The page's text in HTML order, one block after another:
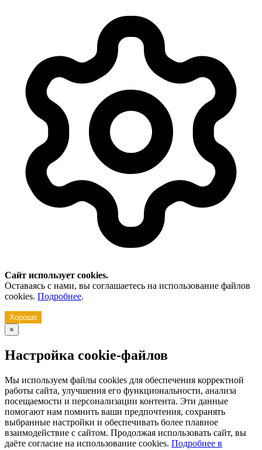
Сайт использует cookies.
Оставаясь с нами, вы соглашаетесь на использование файлов
cookies. Подробнее.
Хорошо
×
Настройка cookie-файлов
Мы используем файлы cookies для обеспечения корректной
работы сайта, улучшения его функциональности, анализа
посещаемости и персонализации контента. Эти данные
помогают нам помнить ваши предпочтения, сохранять
выбранные настройки и обеспечивать более плавное
взаимодействие с сайтом. Продолжая использовать сайт, вы
даёте согласие на использование cookies. Подробнее в